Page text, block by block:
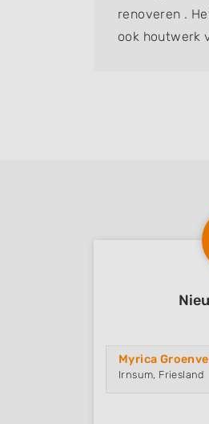
renoveren .
ook houtwerk
Myrica
Irnsum, Friesland